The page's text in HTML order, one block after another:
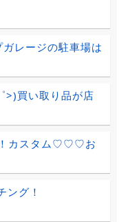
レージの駐車場は
>)買い取り品が店
カスタム♡♡♡お
ング！